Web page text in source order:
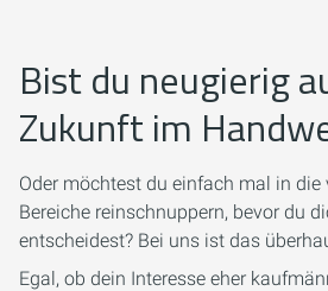
Bist du neugierig
Zukunft im
Oder möchtest du einfach mal in die
Bereiche reinschnuppern, bevor du
entscheidest? Bei uns ist das
Egal, ob dein Interesse eher